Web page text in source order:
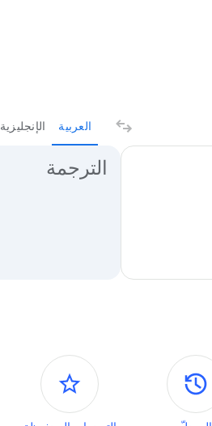
العربية الإنجليزية
الترجمة
اللوحات الجانبية